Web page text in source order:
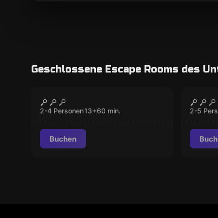
Geschlossene Escape Rooms des
Paranormal
2-4 Personen13+60 min.
Buchen
Alice
2-5